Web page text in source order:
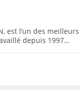
est l’un des
depuis 1997…